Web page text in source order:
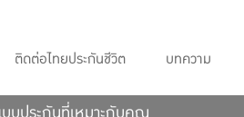
ติดต่อไทยประกันชีวิต บทความ